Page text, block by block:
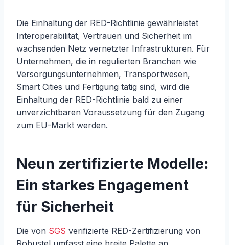
Die Einhaltung der RED-Richtlinie gewährleistet
Interoperabilität, Vertrauen und Sicherheit im
wachsenden Netz vernetzter Infrastrukturen. Für
Unternehmen, die in regulierten Branchen wie
Versorgungsunternehmen, Transportwesen,
Smart Cities und Fertigung tätig sind, wird die
Einhaltung der RED-Richtlinie bald zu einer
unverzichtbaren Voraussetzung für den Zugang
zum EU-Markt werden.
Neun zertifizierte Modelle:
Ein starkes Engagement
für Sicherheit
Die von SGS verifizierte RED-Zertifizierung von